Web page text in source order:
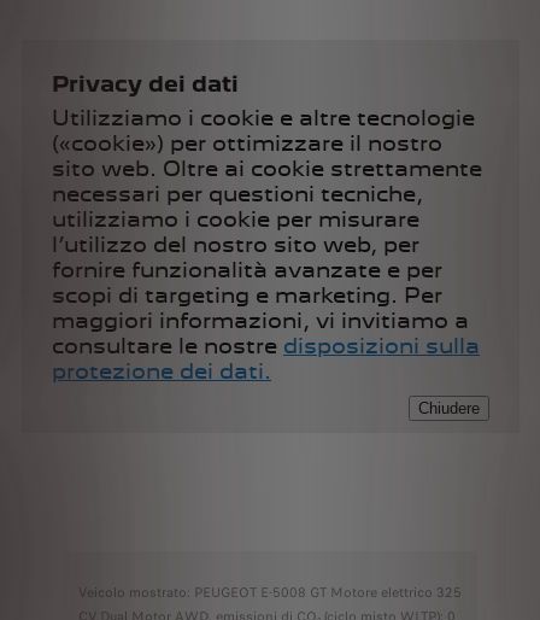
Veicolo mostrato: PEUGEOT E-5008 GT Motore elettrico 325